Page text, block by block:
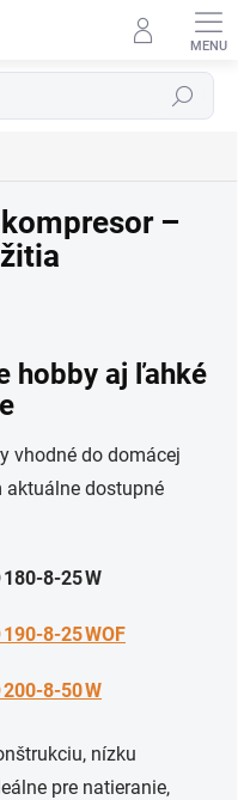
Hľadať
–
hobby aj ľahké
vhodné do domácej
aktuálne dostupné
W
WOF
W
nízku
pre natieranie,